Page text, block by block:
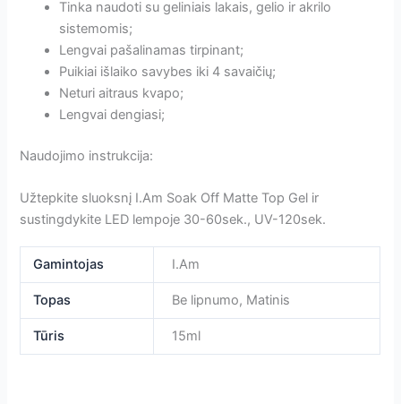
Tinka naudoti su geliniais lakais, gelio ir akrilo
sistemomis;
Lengvai pašalinamas tirpinant;
Puikiai išlaiko savybes iki 4 savaičių;
Neturi aitraus kvapo;
Lengvai dengiasi;
Naudojimo instrukcija:
Užtepkite sluoksnį I.Am Soak Off Matte Top Gel ir
sustingdykite LED lempoje 30-60sek., UV-120sek.
Gamintojas I.Am
Topas Be lipnumo, Matinis
Tūris 15ml